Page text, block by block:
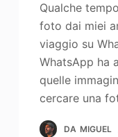
Qualche
foto dai miei
viaggio su
WhatsApp ha
quelle
cercare una
DA MIGUEL